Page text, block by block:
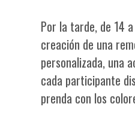
Por la tarde, de 14
creación de una
personalizada, una
cada participante
prenda con los